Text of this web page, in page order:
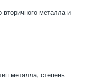
металла и
металла, степень